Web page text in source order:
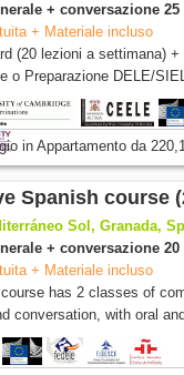
+ conversazione
+ Materiale incluso
(20 lezioni a settimana)
o Preparazione DELE/
in Appartamento da
Spanish course
Sol, Granada,
+ conversazione
+ Materiale incluso
has 2 classes of
conversation, with oral